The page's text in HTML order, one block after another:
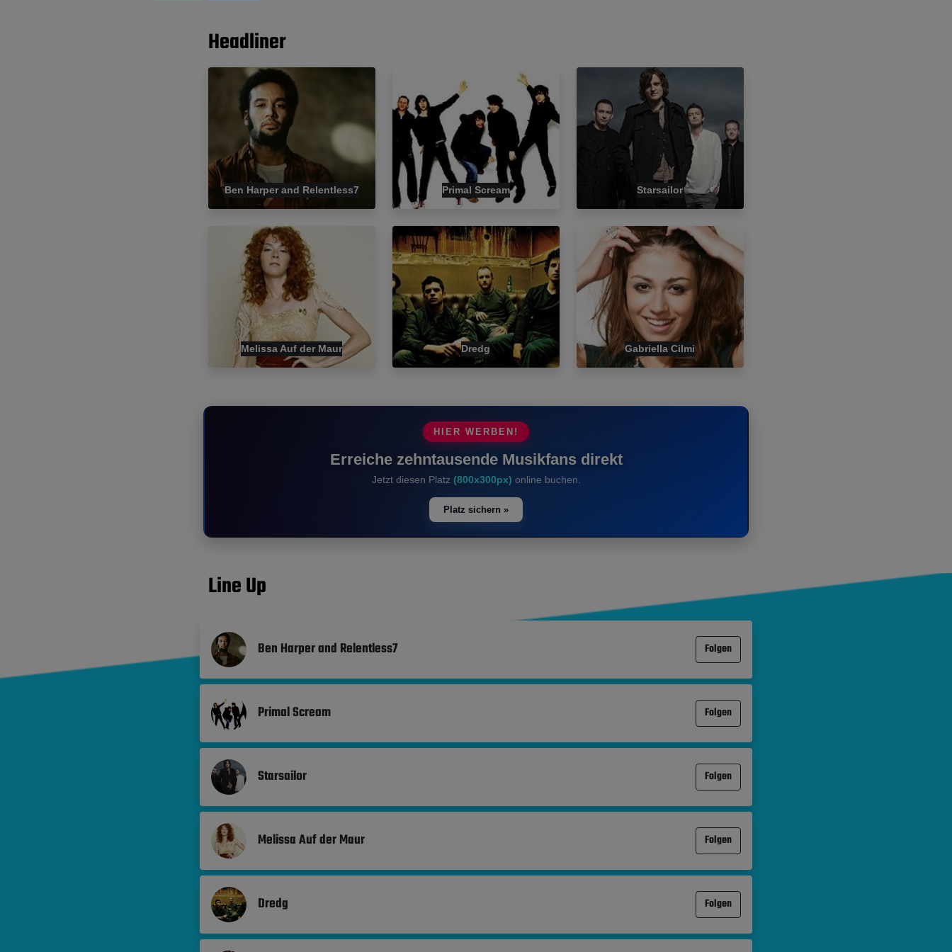
Headliner
Ben Harper and Relentless7 Primal Scream Starsailor
Melissa Auf der Maur Dredg Gabriella Cilmi
HIER WERBEN!
Erreiche zehntausende Musikfans direkt
Jetzt diesen Platz (800x300px) online buchen.
Platz sichern »
Line Up
Ben Harper and Relentless7 Folgen
Primal Scream Folgen
Starsailor Folgen
Melissa Auf der Maur Folgen
Dredg Folgen